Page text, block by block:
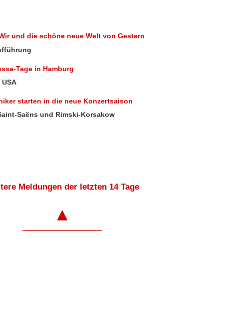
und die schöne neue Welt von Gestern
Tage in Hamburg
starten in die neue Konzertsaison
Saëns und Rimski-Korsakow
Meldungen der letzten 14 Tage
▲